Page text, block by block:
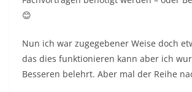
😊
Nun ich war zugegebener Weise doch
das dies funktionieren kann aber ich
Besseren belehrt. Aber mal der Reihe